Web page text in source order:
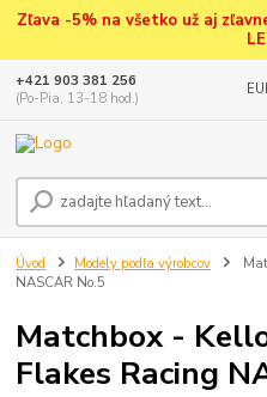
Zľava -5% na všetko už aj
+421 903 381 256
(Po-Pia, 13-18 hod.)
Úvod Modely podľa výrobcov
NASCAR No.5
Matchbox -
Flakes Racing